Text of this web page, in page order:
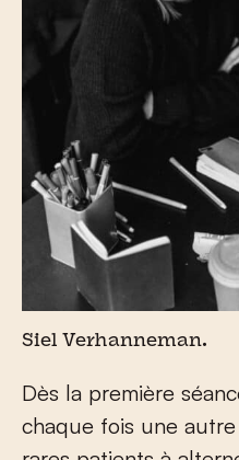
Siel Verhanneman.
Dès la première
chaque fois une